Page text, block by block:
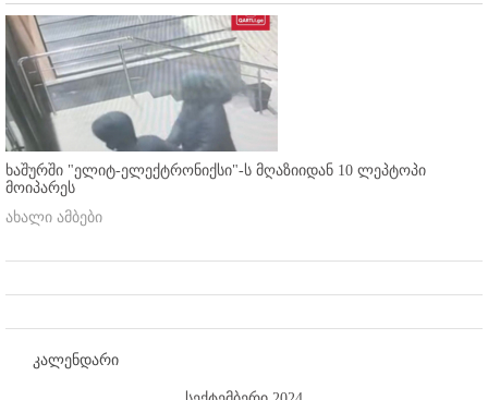
ხაშურში "ელიტ-ელექტრონიქსი"-ს მღაზიიდან 10 ლეპტოპი
მოიპარეს
ახალი ამბები
კალენდარი